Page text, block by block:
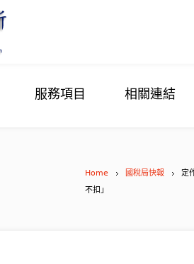
服務項目 相關連結
Home 國稅局快報
定
不扣」